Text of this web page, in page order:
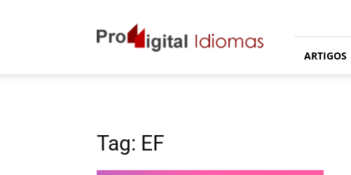
ARTIGOS
Tag: EF